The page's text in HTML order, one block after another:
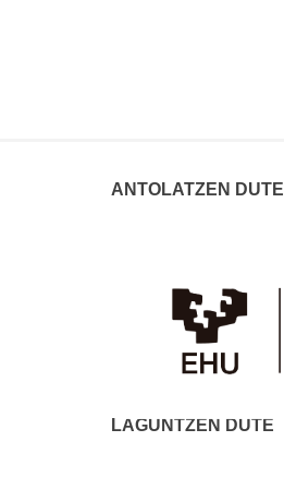
ANTOLATZEN DUTE
LAGUNTZEN DUTE